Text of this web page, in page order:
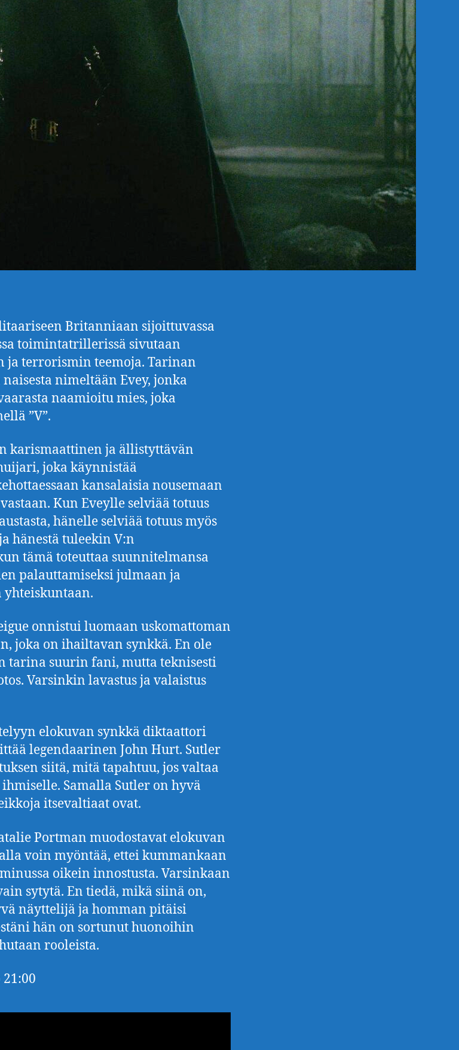
Britanniaan sijoittuvassa
toimintatrillerissä sivutaan
terrorismin teemoja. Tarinan
nimeltään Evey, jonka
naamioitu mies, joka
”V”.
karismaattinen ja ällistyttävän
joka käynnistää
kansalaisia nousemaan
Kun Eveylle selviää totuus
hänelle selviää totuus myös
hänestä tuleekin V:n
tämä toteuttaa suunnitelmansa
palauttamiseksi julmaan ja
onnistui luomaan uskomattoman
joka on ihailtavan synkkä. En ole
tarina suurin fani, mutta teknisesti
Varsinkin lavastus ja valaistus
elokuvan synkkä diktaattori
legendaarinen John Hurt. Sutler
siitä, mitä tapahtuu, jos valtaa
Samalla Sutler on hyvä
itsevaltiaat ovat.
Portman muodostavat elokuvan
voin myöntää, ettei kummankaan
oikein innostusta. Varsinkaan
sytytä. En tiedä, mikä siinä on,
näyttelijä ja homman pitäisi
hän on sortunut huonoihin
rooleista.